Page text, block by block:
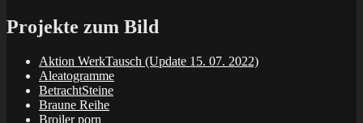
Projekte zum Bild
Aktion WerkTausch (Update 15. 07. 2022)
Aleatogramme
BetrachtSteine
Braune Reihe
Broiler porn